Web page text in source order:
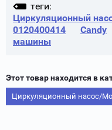
теги:
Циркуляционный
0120400414
Candy
машины
Этот товар находится в
Циркуляционный насос/